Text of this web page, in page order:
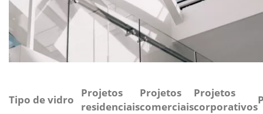
Tipo de vidro
Projetos
residenciais
Projetos
comerciais
Projetos
corporativos